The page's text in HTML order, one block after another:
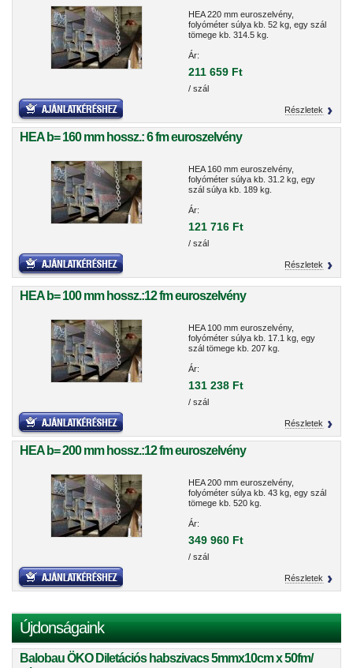
HEA 220 mm euroszelvény,
folyóméter súlya kb. 52 kg, egy szál
tömege kb. 314.5 kg.
Ár:
211 659 Ft
/ szál
Részletek
HEA b= 160 mm hossz.: 6 fm euroszelvény
HEA 160 mm euroszelvény,
folyóméter súlya kb. 31.2 kg, egy
szál súlya kb. 189 kg.
Ár:
121 716 Ft
/ szál
Részletek
HEA b= 100 mm hossz.:12 fm euroszelvény
HEA 100 mm euroszelvény,
folyóméter súlya kb. 17.1 kg, egy
szál tömege kb. 207 kg.
Ár:
131 238 Ft
/ szál
Részletek
HEA b= 200 mm hossz.:12 fm euroszelvény
HEA 200 mm euroszelvény,
folyóméter súlya kb. 43 kg, egy szál
tömege kb. 520 kg.
Ár:
349 960 Ft
/ szál
Részletek
Újdonságaink
Balobau ÖKO Diletációs habszivacs 5mmx10cm x 50fm/